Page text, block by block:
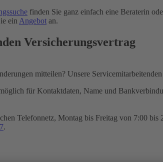
finden Sie ganz einfach eine Beraterin
ein Angebot an.
Versicherungsvertrag
mitteilen? Unsere
für Kontaktdaten, Name und
Telefonnetz, Montag bis Freitag von 7:00
.